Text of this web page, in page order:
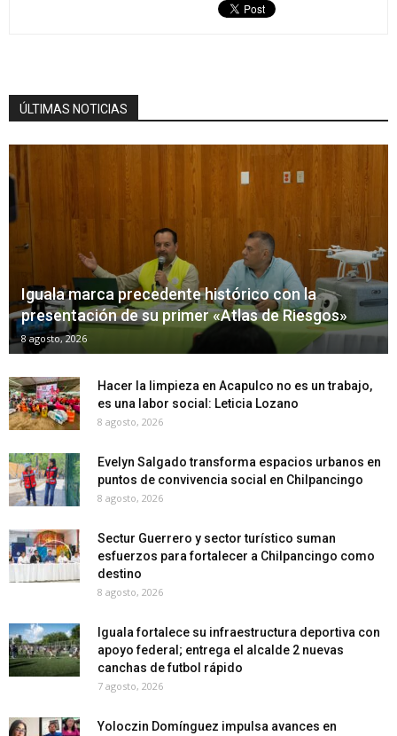
ÚLTIMAS NOTICIAS
Iguala marca precedente histórico con la
presentación de su primer «Atlas de Riesgos»
8 agosto, 2026
Hacer la limpieza en Acapulco no es un trabajo,
es una labor social: Leticia Lozano
8 agosto, 2026
Evelyn Salgado transforma espacios urbanos en
puntos de convivencia social en Chilpancingo
8 agosto, 2026
Sectur Guerrero y sector turístico suman
esfuerzos para fortalecer a Chilpancingo como
destino
8 agosto, 2026
Iguala fortalece su infraestructura deportiva con
apoyo federal; entrega el alcalde 2 nuevas
canchas de futbol rápido
7 agosto, 2026
Yoloczin Domínguez impulsa avances en